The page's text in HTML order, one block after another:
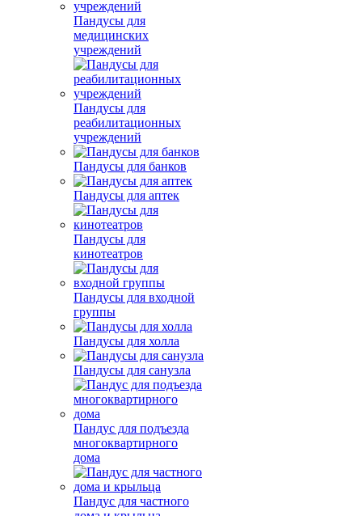
Пандусы для
медицинских
учреждений
Пандусы для
реабилитационных
учреждений
Пандусы для банков
Пандусы для аптек
Пандусы для
кинотеатров
Пандусы для входной
группы
Пандусы для холла
Пандусы для санузла
Пандус для подъезда
многоквартирного
дома
Пандус для частного